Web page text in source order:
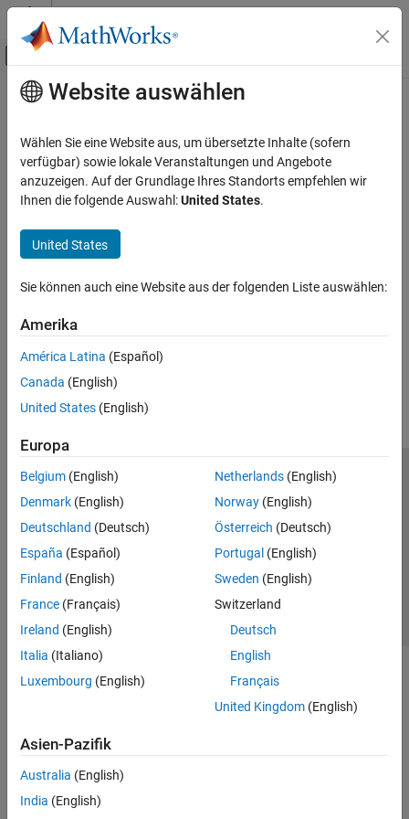
Weiter zum Inhalt
Umschaltung für Off-Canvas-
Startseite der Dokumentation
Hauptinhalt
How useful was this information?
Website auswählen
Wählen Sie eine Website aus, um übersetzte Inhalte (sofern
verfügbar) sowie lokale Veranstaltungen und Angebote
anzuzeigen. Auf der Grundlage Ihres Standorts empfehlen wir
Ihnen die folgende Auswahl:United States.
United States
Sie können auch eine Website aus der folgenden Liste auswählen:
Amerika
América Latina (Español)
Canada (English)
United States (English)
Europa
Belgium (English)
Denmark (English)
Deutschland (Deutsch)
España (Español)
Finland (English)
France (Français)
Ireland (English)
Italia (Italiano)
Luxembourg (English)
Netherlands(English)
Norway(English)
Österreich (Deutsch)
Portugal (English)
Sweden (English)
Switzerland
Deutsch
English
Français
United Kingdom(English)
Asien-Pazifik
Australia (English)
India (English)
Trust Center
Datenschutz-Richtlinien
Datendiebstahl verhindern
Status von Anwendungen
© 1994-2026 The MathWorks, Inc.
Website auswählen
Deutschland